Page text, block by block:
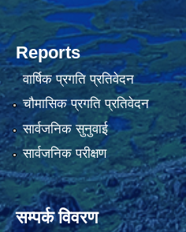
Reports
वार्षिक प्रगति प्रतिवेदन
चौमासिक प्रगति प्रतिवेदन
सार्वजनिक सुनुवाई
सार्वजनिक परीक्षण
सम्पर्क विवरण